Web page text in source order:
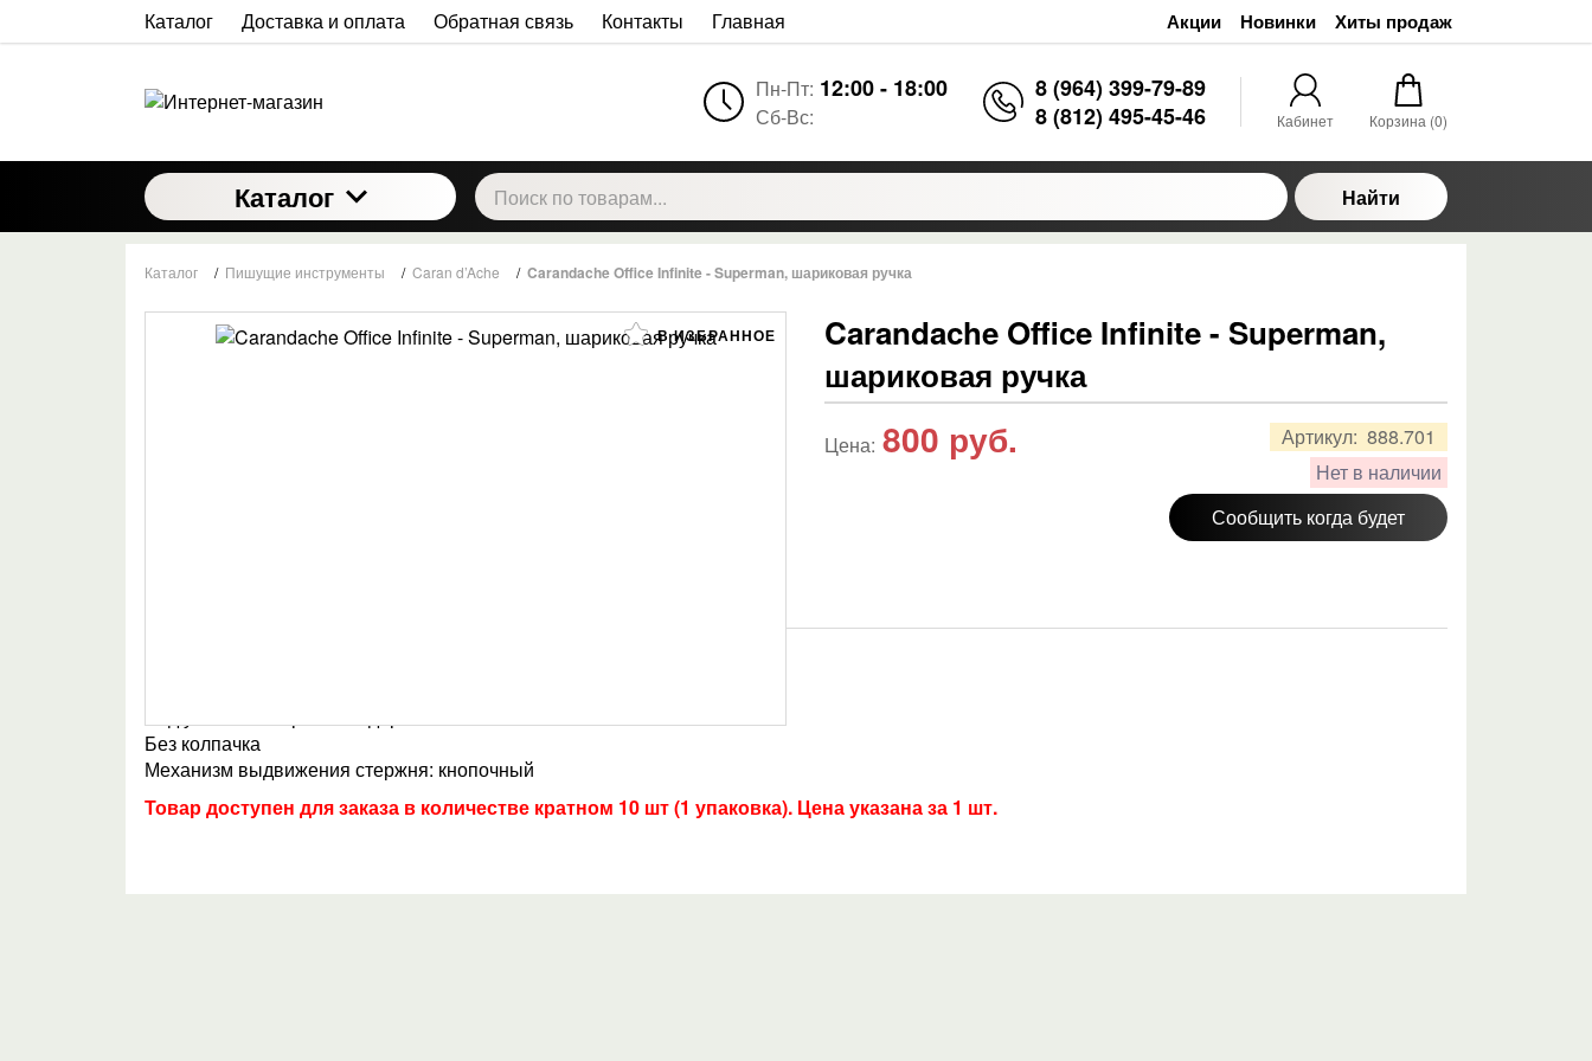
Каталог Доставка и оплата Обратная связь Контакты Главная Акции Новинки Хиты продаж
Пн-Пт: 12:00 - 18:00
Сб-Вс:
8 (964) 399-79-89
8 (812) 495-45-46
Кабинет Корзина (0)
Каталог Найти
Каталог / Пишущие инструменты / Caran d’Ache / Carandache Office Infinite - Superman, шариковая ручка
В ИЗБРАННОЕ
Carandache Office Infinite - Superman,
шариковая ручка
Артикул: 888.701
Нет в наличии
Сообщить когда будет
Цена: 800 руб.
Без колпачка
Механизм выдвижения стержня: кнопочный
Товар доступен для заказа в количестве кратном 10 шт (1 упаковка). Цена указана за 1 шт.